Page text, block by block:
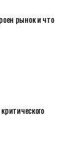
рынок и что